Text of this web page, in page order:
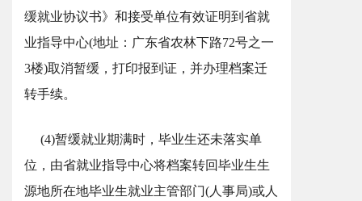
缓就业协议书》和接受单位有效证明到省就
业指导中心(地址：广东省农林下路72号之一
3楼)取消暂缓，打印报到证，并办理档案迁
转手续。
(4)暂缓就业期满时，毕业生还未落实单
位，由省就业指导中心将档案转回毕业生生
源地所在地毕业生就业主管部门(人事局)或人